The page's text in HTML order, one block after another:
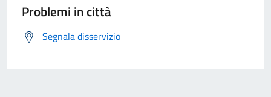
Problemi in città
Segnala disservizio